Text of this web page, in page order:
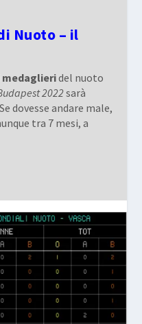
Nuoto – il
medaglieridel nuoto
2022sarà
dovesse andare male,
tra 7 mesi, a